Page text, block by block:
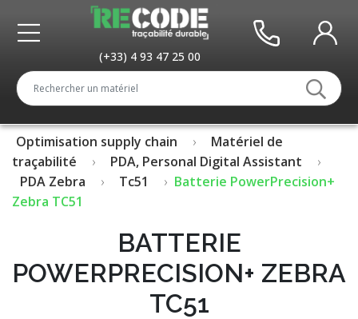
(+33) 4 93 47 25 00
Optimisation supply chain
Matériel de
traçabilité
PDA, Personal Digital Assistant
PDA Zebra
Tc51
Batterie PowerPrecision+
Zebra TC51
BATTERIE
POWERPRECISION+ ZEBRA
TC51